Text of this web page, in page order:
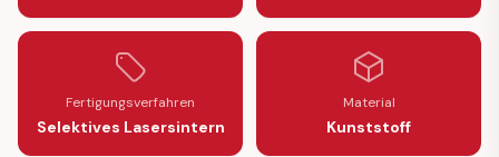
Fertigungsverfahren
Selektives Lasersintern
Material
Kunststoff